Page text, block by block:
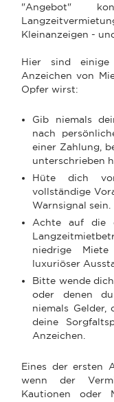
"Angebot"
Kleinanzeigen -
Hier sind
Anzeichen von
Opfer wirst:
Gib niemals
nach
einer Zahlung,
unterschrieben
Hüte dich
vollständige
Warnsignal sein.
Achte auf die
niedrige
luxuriöser
Bitte wende
oder denen
niemals
deine
Anzeichen.
Eines der ersten
wenn der
Kautionen oder